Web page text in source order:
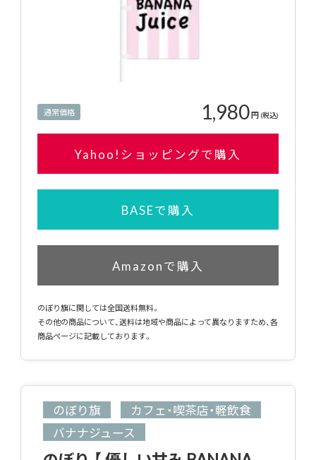
通常価格 1,980円 (税込)
Yahoo!ショッピングで購入
BASEで購入
Amazonで購入
のぼり旗に関しては全国送料無料。
その他の商品について、送料は地域や商品によって異なりますため、各
商品ページに記載しております。
のぼり旗
カフェ・喫茶店・軽飲食
バナナジュース